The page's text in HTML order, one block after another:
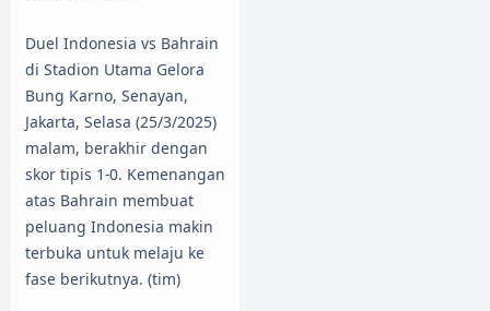
Duel Indonesia vs Bahrain
di Stadion Utama Gelora
Bung Karno, Senayan,
Jakarta, Selasa (25/3/2025)
malam, berakhir dengan
skor tipis 1-0. Kemenangan
atas Bahrain membuat
peluang Indonesia makin
terbuka untuk melaju ke
fase berikutnya. (tim)